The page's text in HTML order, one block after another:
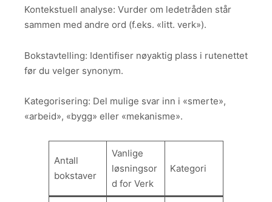
Kontekstuell analyse: Vurder om ledetråden står
sammen med andre ord (f.eks. «litt. verk»).
Bokstavtelling: Identifiser nøyaktig plass i rutenettet
før du velger synonym.
Kategorisering: Del mulige svar inn i «smerte»,
«arbeid», «bygg» eller «mekanisme».
Antall
bokstaver
Vanlige
løsningsor
d for Verk
Kategori